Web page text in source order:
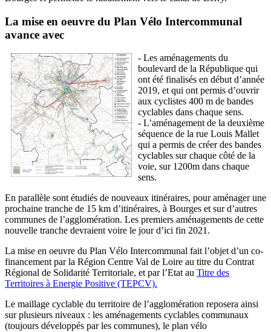
La mise en oeuvre du Plan Vélo Intercommunal
avance avec
- Les aménagements du
boulevard de la République qui
ont été finalisés en début d’année
2019, et qui ont permis d’ouvrir
aux cyclistes 400 m de bandes
cyclables dans chaque sens.
- L’aménagement de la deuxième
séquence de la rue Louis Mallet
qui a permis de créer des bandes
cyclables sur chaque côté de la
voie, sur 1200m dans chaque
sens.
En parallèle sont étudiés de nouveaux itinéraires, pour aménager une
prochaine tranche de 15 km d’itinéraires, à Bourges et sur d’autres
communes de l’agglomération. Les premiers aménagements de cette
nouvelle tranche devraient voire le jour d’ici fin 2021.
La mise en oeuvre du Plan Vélo Intercommunal fait l’objet d’un co-
financement par la Région Centre Val de Loire au titre du Contrat
Régional de Solidarité Territoriale, et par l’Etat au Titre des
Territoires à Energie Positive (TEPCV).
Le maillage cyclable du territoire de l’agglomération reposera ainsi
sur plusieurs niveaux : les aménagements cyclables communaux
(toujours développés par les communes), le plan vélo